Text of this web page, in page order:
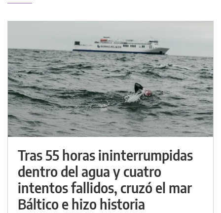
Tras 55 horas ininterrumpidas
dentro del agua y cuatro
intentos fallidos, cruzó el mar
Báltico e hizo historia